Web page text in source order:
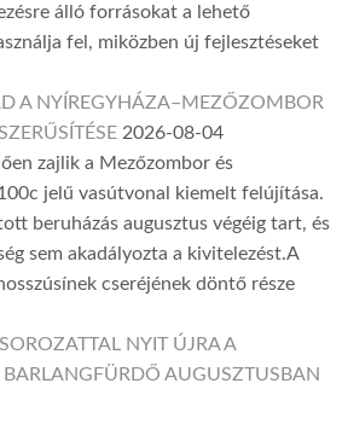
álló forrásokat a lehető
fel, miközben új fejlesztéseket
A NYÍREGYHÁZA–MEZŐZOMBOR
2026-08-04
zajlik a Mezőzombor és
jelű vasútvonal kiemelt felújítása.
beruházás augusztus végéig tart, és
sem akadályozta a kivitelezést.A
cseréjének döntő része
NYIT ÚJRA A
BARLANGFÜRDŐ AUGUSZTUSBAN